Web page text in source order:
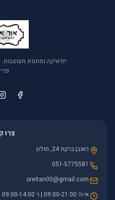
יודאיקה ומתנות
צרו
ראובן ברקת 24, חולון
051-5775581
oreitan00@gmail.com
א׳-ה׳ 09:00-21:00 | ו׳ 09:00-14:00